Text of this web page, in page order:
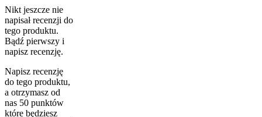
Nikt jeszcze nie
napisał recenzji do
tego produktu.
Bądź pierwszy i
napisz recenzję.
Napisz recenzję
do tego produktu,
a otrzymasz od
nas 50 punktów
które będziesz